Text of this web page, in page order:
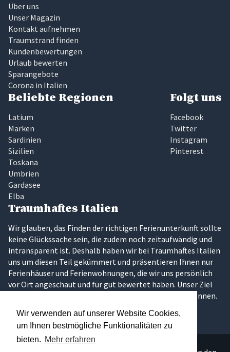
Wir verwenden auf unserer Website Cookies,
um Ihnen bestmögliche Funktionalitäten zu
bieten. Mehr erfahren
Über uns
Unser Magazin
Kontakt aufnehmen
Traumstrand finden
Kundenbewertungen
Urlaub bewerten
Sparangebote
Corona in Italien
Beliebte Regionen
Latium
Marken
Sardinien
Sizilien
Toskana
Umbrien
Gardasee
Elba
Folgt uns
Facebook
Twitter
Instagram
Pinterest
Traumhaftes Italien
Wir glauben, das Finden der richtigen Ferienunterkunft sollte
keine Glückssache sein, die zudem noch zeitaufwändig und
intransparent ist. Deshalb haben wir bei Traumhaftes Italien
uns um diesen Teil gekümmert und präsentieren Ihnen nur
Ferienhäuser und Ferienwohnungen, die wir uns persönlich
vor Ort angeschaut und für gut bewertet haben. Unser Ziel
ist es, dass Sie Ihren Traumurlaub in Italien erleben können.